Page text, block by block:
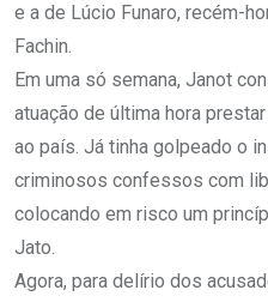
e a de Lúcio Funaro, recém-
Fachin.
Em uma só semana, Janot
atuação de última hora
ao país. Já tinha golpeado o
criminosos confessos com
colocando em risco um
Jato.
Agora, para delírio dos